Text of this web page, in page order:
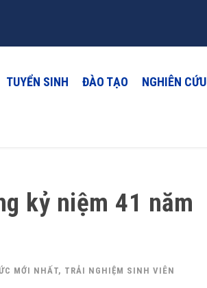
TUYỂN SINH ĐÀO TẠO NGHIÊN CỨU
kỷ niệm 41 năm
MỚI NHẤT, TRẢI NGHIỆM SINH VIÊN